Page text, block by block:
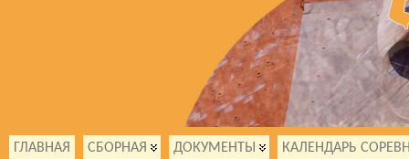
ГЛАВНАЯ СБОРНАЯ ДОКУМЕНТЫ КАЛЕНДАРЬ